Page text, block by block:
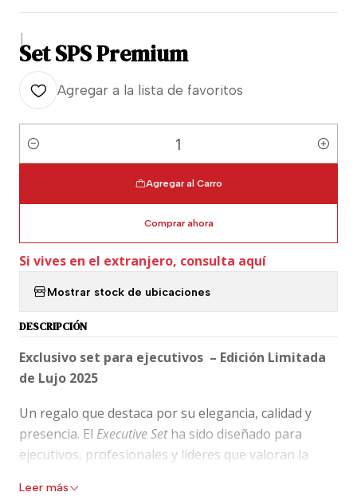
|
Set SPS Premium
Agregar a la lista de favoritos
Cantidad
Agregar al Carro
Comprar ahora
Si vives en el extranjero, consulta aquí
Mostrar stock de ubicaciones
DESCRIPCIÓN
Exclusivo set para ejecutivos – Edición Limitada
de Lujo 2025
Un regalo que destaca por su elegancia, calidad y
presencia. El Executive Setha sido diseñado para
ejecutivos, profesionales y líderes que valoran la
mejor de Kaweco y del papel japonés en un conjunto
Leer más